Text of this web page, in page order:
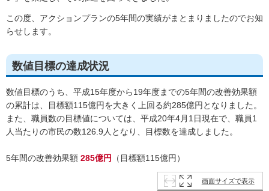
この度、アクションプランの5年間の実績がまとまりましたのでお知
らせします。
数値目標の達成状況
数値目標のうち、平成15年度から19年度までの5年間の改善効果額
の累計は、目標額115億円を大きく上回る約285億円となりました。
また、職員数の目標値については、平成20年4月1日現在で、職員1
人当たりの市民の数126.9人となり、目標数を達成しました。
5年間の改善効果額 285億円 （目標額115億円）
画面サイズで表示